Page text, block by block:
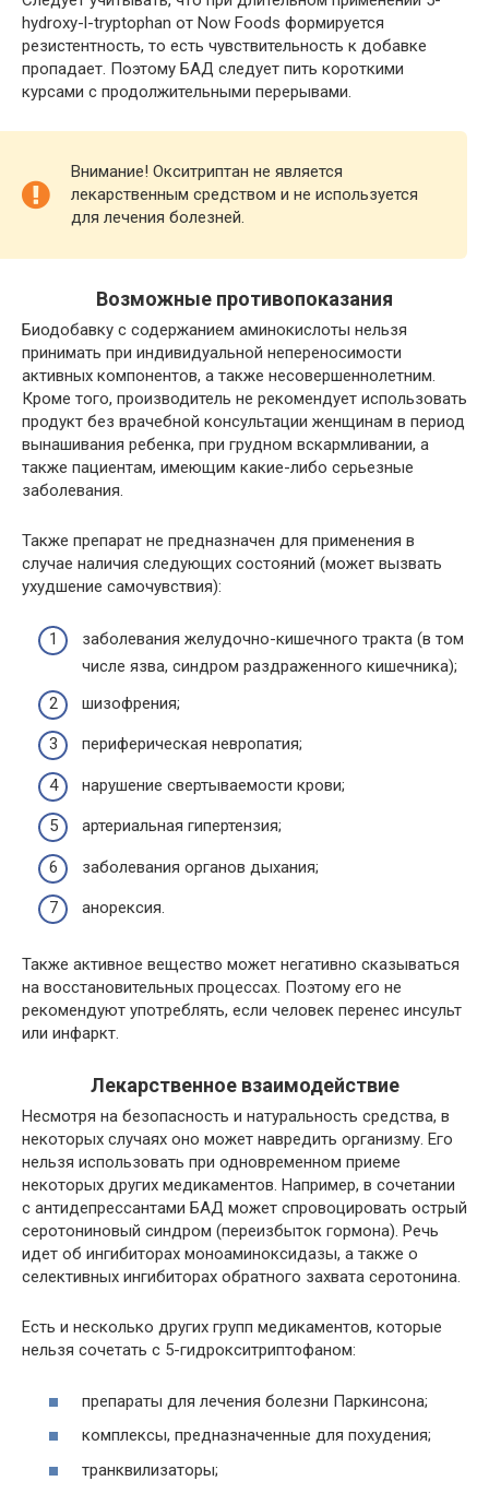
hydroxy-l-tryptophan от Now Foods формируется
резистентность, то есть чувствительность к добавке
пропадает. Поэтому БАД следует пить короткими
курсами с продолжительными перерывами.
Внимание! Окситриптан не является
лекарственным средством и не используется
для лечения болезней.
Возможные противопоказания
Биодобавку с содержанием аминокислоты нельзя
принимать при индивидуальной непереносимости
активных компонентов, а также несовершеннолетним.
Кроме того, производитель не рекомендует использовать
продукт без врачебной консультации женщинам в период
вынашивания ребенка, при грудном вскармливании, а
также пациентам, имеющим какие-либо серьезные
заболевания.
Также препарат не предназначен для применения в
случае наличия следующих состояний (может вызвать
ухудшение самочувствия):
заболевания желудочно-кишечного тракта (в том
числе язва, синдром раздраженного кишечника);
шизофрения;
периферическая невропатия;
нарушение свертываемости крови;
артериальная гипертензия;
заболевания органов дыхания;
анорексия.
Также активное вещество может негативно сказываться
на восстановительных процессах. Поэтому его не
рекомендуют употреблять, если человек перенес инсульт
или инфаркт.
Лекарственное взаимодействие
Несмотря на безопасность и натуральность средства, в
некоторых случаях оно может навредить организму. Его
нельзя использовать при одновременном приеме
некоторых других медикаментов. Например, в сочетании
с антидепрессантами БАД может спровоцировать острый
серотониновый синдром (переизбыток гормона). Речь
идет об ингибиторах моноаминоксидазы, а также о
селективных ингибиторах обратного захвата серотонина.
Есть и несколько других групп медикаментов, которые
нельзя сочетать с 5-гидрокситриптофаном:
препараты для лечения болезни Паркинсона;
комплексы, предназначенные для похудения;
транквилизаторы;